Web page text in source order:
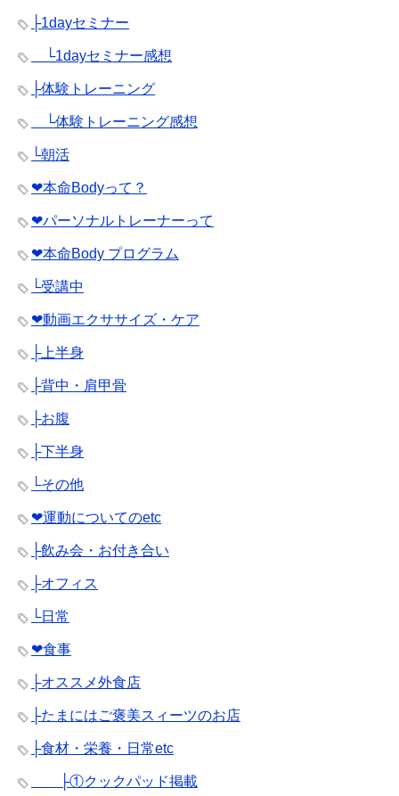
├1dayセミナー
└1dayセミナー感想
├体験トレーニング
└体験トレーニング感想
└朝活
❤︎本命Bodyって？
❤︎パーソナルトレーナーって
❤︎本命Body プログラム
└受講中
❤︎動画エクササイズ・ケア
├上半身
├背中・肩甲骨
├お腹
├下半身
└その他
❤︎運動についてのetc
├飲み会・お付き合い
├オフィス
└日常
❤︎食事
├オススメ外食店
├たまにはご褒美スィーツのお店
├食材・栄養・日常etc
├①クックパッド掲載